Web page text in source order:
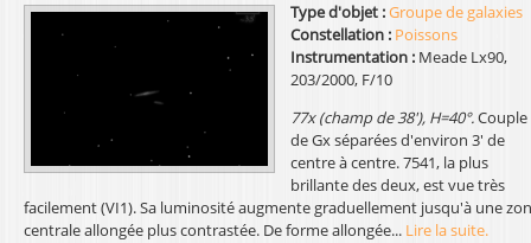
Type d'objet :Groupe de galaxies
Constellation : Poissons
Instrumentation : Meade Lx90,
203/2000, F/10
77x (champ de 38'), H=40°.Couple
de Gx séparées d'environ 3' de
centre à centre. 7541, la plus
brillante des deux, est vue très
facilement (VI1). Sa luminosité augmente graduellement jusqu'à une
centrale allongée plus contrastée. De forme allongée... Lire la suite.